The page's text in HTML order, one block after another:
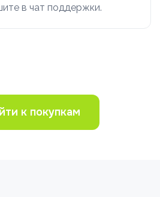
в чат поддержки.
к покупкам